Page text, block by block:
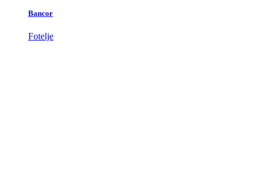
Bancor
Fotelje